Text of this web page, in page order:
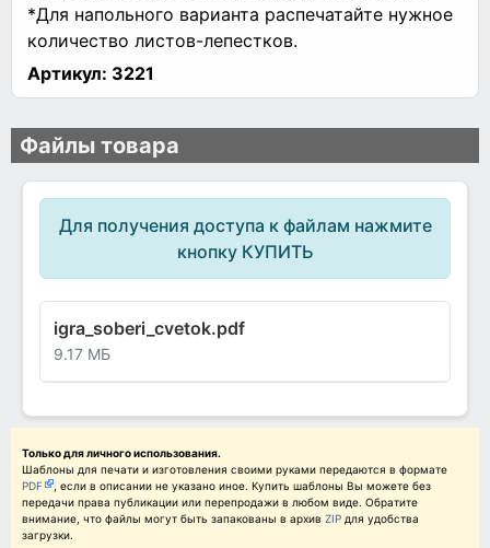
*Для напольного варианта распечатайте нужное
количество листов-лепестков.
Артикул: 3221
Файлы товара
Для получения доступа к файлам нажмите
кнопку КУПИТЬ
igra_soberi_cvetok.pdf
9.17 МБ
Только для личного использования.
Шаблоны для печати и изготовления своими руками передаются в формате
PDF
, если в описании не указано иное. Купить шаблоны Вы можете без
передачи права публикации или перепродажи в любом виде. Обратите
внимание, что файлы могут быть запакованы в архив ZIP для удобства
загрузки.